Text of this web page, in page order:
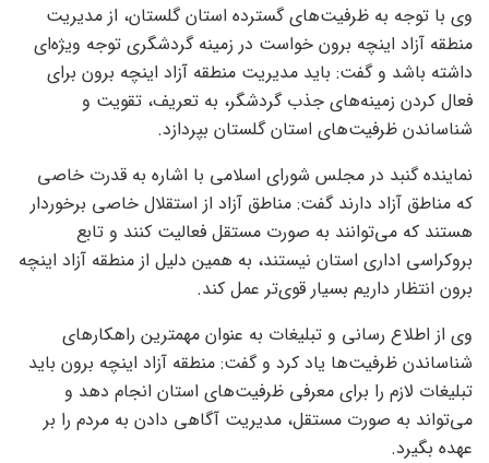
وی با توجه به ظرفیت‌های گسترده استان گلستان، از مدیریت
منطقه آزاد اینچه برون خواست در زمینه گردشگری توجه ویژه‌ای
داشته باشد و گفت: باید مدیریت منطقه آزاد اینچه برون برای
فعال کردن زمینه‌های جذب گردشگر، به تعریف، تقویت و
شناساندن ظرفیت‌های استان گلستان بپردازد.
نماینده گنبد در مجلس شورای اسلامی با اشاره به قدرت خاصی
که مناطق آزاد دارند گفت: مناطق آزاد از استقلال خاصی برخوردار
هستند که می‌توانند به صورت مستقل فعالیت کنند و تابع
بروکراسی اداری استان نیستند، به همین دلیل از منطقه آزاد اینچه
برون انتظار داریم بسیار قوی‌تر عمل کند.
وی از اطلاع رسانی و تبلیغات به عنوان مهمترین راهکار‌های
شناساندن ظرفیت‌ها یاد کرد و گفت: منطقه آزاد اینچه برون باید
تبلیغات لازم را برای معرفی ظرفیت‌های استان انجام دهد و
می‌تواند به صورت مستقل، مدیریت آگاهی دادن به مردم را بر
عهده بگیرد.